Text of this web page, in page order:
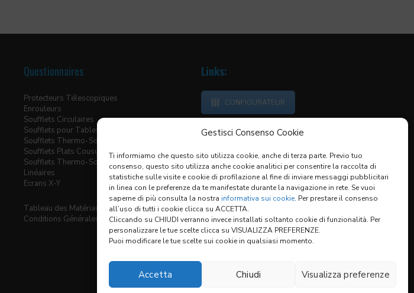
Gestisci Consenso Cookie
Ti informiamo che questo sito utilizza cookie, anche di terza parte. Previo tuo
consenso, questo sito utilizza anche cookie analitici per consentire la raccolta di
statistiche sulle visite e cookie di profilazione al fine di inviare messaggi pubblicitari
in linea con le preferenze da te manifestate durante la navigazione in rete. Se vuoi
saperne di più consulta la nostra informativa sui cookie. Per prestare il consenso
all’uso di tutti i cookie clicca su ACCETTA.
Cliccando su CHIUDI verranno invece installati soltanto cookie di funzionalità. Per
personalizzare le tue scelte clicca su VISUALIZZA PREFERENZE.
Puoi modificare le tue scelte sui cookie in qualsiasi momento.
Accetta Chiudi Visualizza preferenze
Questionnaires
Protecteurs Télescopiques
Enrouleurs
Soufflets Circulaires
Soufflets pour Tables Elévatrices
Soufflets Thermo-Soudés
Soufflets Plats Cousus
Soufflets Thermo-Soudés pour Guidages
Linéaires
Ecrans X-Y
Tableau des Matériaux
Conditions Générales de Vente
Links:
CONFIGURATEUR